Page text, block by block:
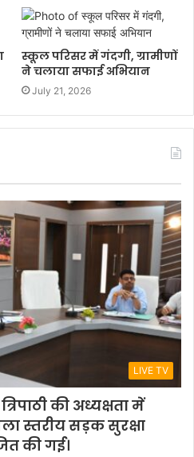
स्कूल परिसर में गंदगी, ग्रामीणों
ने चलाया सफाई अभियान
July 21, 2026
LIVE TV
की अध्यक्षता में
स्तरीय सड़क सुरक्षा
की गई।